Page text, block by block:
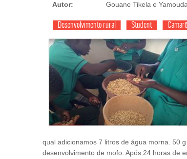
Autor: Gouane Tikela e
Desenvolvimento rural Student
qual adicionamos 7 litros de água morna. 50
desenvolvimento de mofo. Após 24 horas de